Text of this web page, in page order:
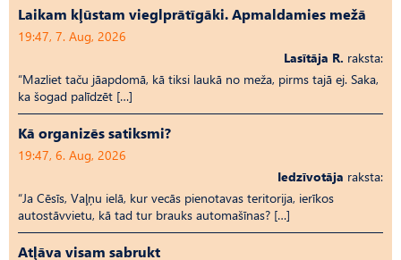
Laikam kļūstam vieglprātīgāki. Apmaldamies mežā
19:47, 7. Aug, 2026
Lasītāja R. raksta:
“Mazliet taču jāapdomā, kā tiksi laukā no meža, pirms tajā ej. Saka,
ka šogad palīdzēt […]
Kā organizēs satiksmi?
19:47, 6. Aug, 2026
Iedzīvotāja raksta:
“Ja Cēsīs, Vaļņu ielā, kur vecās pienotavas teritorija, ierīkos
autostāvvietu, kā tad tur brauks automašīnas? […]
Atļāva visam sabrukt